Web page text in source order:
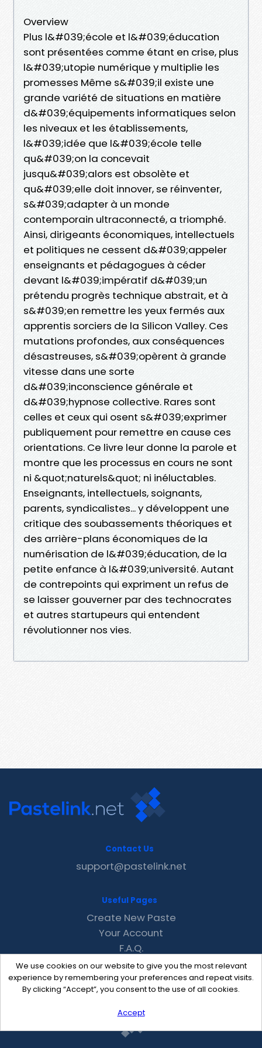
Overview
Plus l&#039;école et l&#039;éducation
sont présentées comme étant en crise, plus
l&#039;utopie numérique y multiplie les
promesses Même s&#039;il existe une
grande variété de situations en matière
d&#039;équipements informatiques selon
les niveaux et les établissements,
l&#039;idée que l&#039;école telle
qu&#039;on la concevait
jusqu&#039;alors est obsolète et
qu&#039;elle doit innover, se réinventer,
s&#039;adapter à un monde
contemporain ultraconnecté, a triomphé.
Ainsi, dirigeants économiques, intellectuels
et politiques ne cessent d&#039;appeler
enseignants et pédagogues à céder
devant l&#039;impératif d&#039;un
prétendu progrès technique abstrait, et à
s&#039;en remettre les yeux fermés aux
apprentis sorciers de la Silicon Valley. Ces
mutations profondes, aux conséquences
désastreuses, s&#039;opèrent à grande
vitesse dans une sorte
d&#039;inconscience générale et
d&#039;hypnose collective. Rares sont
celles et ceux qui osent s&#039;exprimer
publiquement pour remettre en cause ces
orientations. Ce livre leur donne la parole et
montre que les processus en cours ne sont
ni &quot;naturels&quot; ni inéluctables.
Enseignants, intellectuels, soignants,
parents, syndicalistes... y développent une
critique des soubassements théoriques et
des arrière-plans économiques de la
numérisation de l&#039;éducation, de la
petite enfance à l&#039;université. Autant
de contrepoints qui expriment un refus de
se laisser gouverner par des technocrates
et autres startupeurs qui entendent
révolutionner nos vies.
We use cookies on our website to give you the most relevant
experience by remembering your preferences and repeat visits.
By clicking “Accept”, you consent to the use of all cookies.
Accept
Contact Us
support@pastelink.net
Useful Pages
Create New Paste
Your Account
F.A.Q.
Recent
Contact